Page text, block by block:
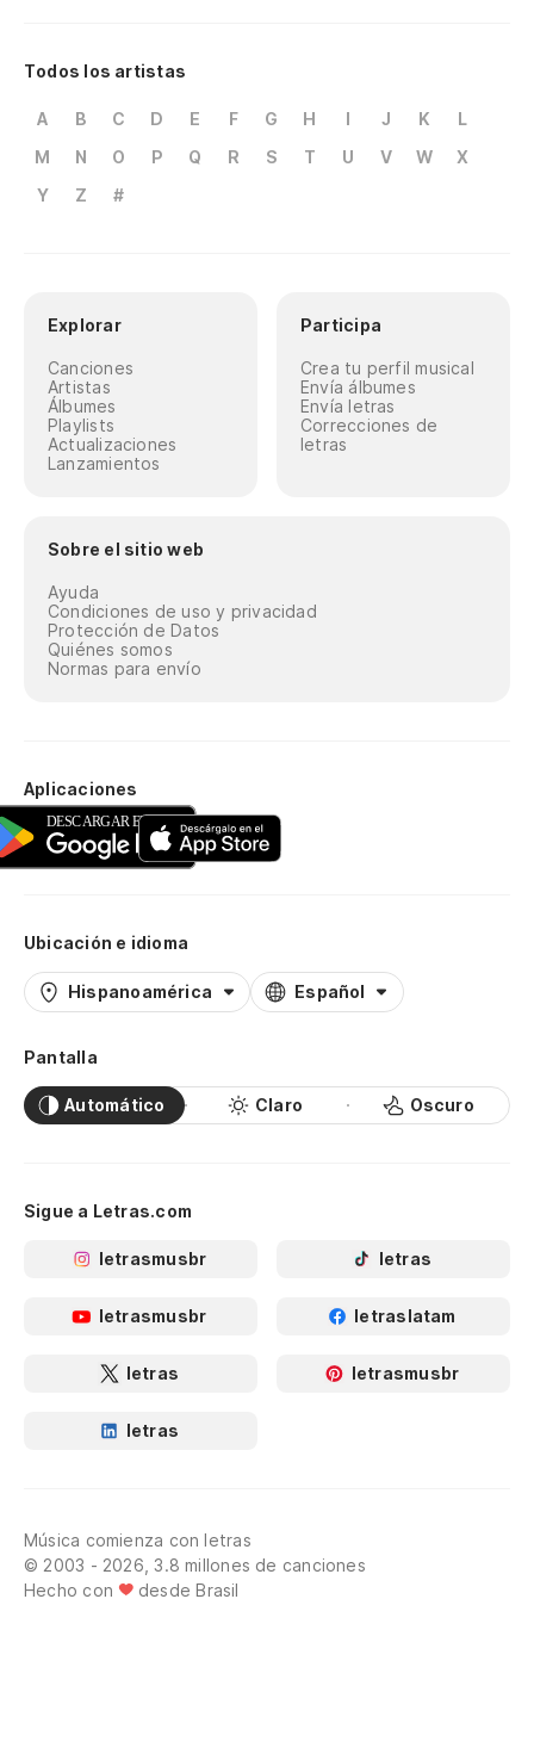
Todos los artistas
A B C D E F G H I J K
L
M
N O P Q R S T U V W
X
Y
Z #
Explorar
Canciones
Artistas
Álbumes
Playlists
Actualizaciones
Lanzamientos
Participa
Crea tu perfil musical
Envía álbumes
Envía letras
Correcciones de
letras
Sobre el sitio web
Ayuda
Condiciones de uso y privacidad
Protección de Datos
Quiénes somos
Normas para envío
Aplicaciones
Ubicación e idioma
Hispanoamérica Español
Pantalla
Automático Claro Oscuro
Sigue a Letras.com
letrasmusbr letras
letrasmusbr letraslatam
letras letrasmusbr
letras
Música comienza con letras
© 2003 - 2026, 3.8 millones de canciones
Hecho con
desde Brasil